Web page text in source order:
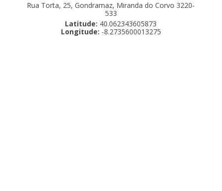
Rua Torta, 25, Gondramaz, Miranda do Corvo 3220-
533
Latitude: 40.062343605873
Longitude: -8.2735600013275